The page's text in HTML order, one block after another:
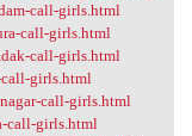
call-girls.html
call-girls.html
call-girls.html
girls.html
call-girls.html
call-girls.html